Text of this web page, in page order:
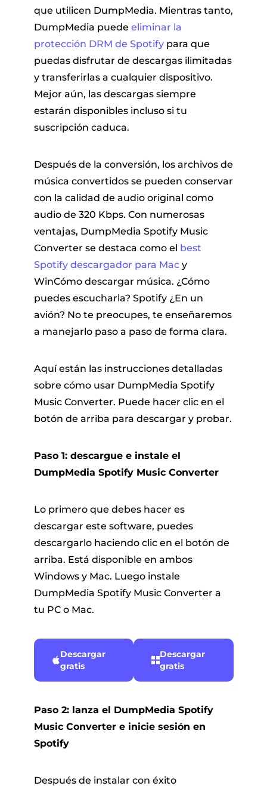
que utilicen DumpMedia. Mientras tanto,
DumpMedia puede eliminar la
protección DRM de Spotifypara que
puedas disfrutar de descargas ilimitadas
y transferirlas a cualquier dispositivo.
Mejor aún, las descargas siempre
estarán disponibles incluso si tu
suscripción caduca.
Después de la conversión, los archivos de
música convertidos se pueden conservar
con la calidad de audio original como
audio de 320 Kbps. Con numerosas
ventajas, DumpMedia Spotify Music
Converter se destaca como el best
Spotify descargador para Macy
WinCómo descargar música. ¿Cómo
puedes escucharla? Spotify ¿En un
avión? No te preocupes, te enseñaremos
a manejarlo paso a paso de forma clara.
Aquí están las instrucciones detalladas
sobre cómo usar DumpMedia Spotify
Music Converter. Puede hacer clic en el
botón de arriba para descargar y probar.
Paso 1: descargue e instale el
DumpMedia Spotify Music Converter
Lo primero que debes hacer es
descargar este software, puedes
descargarlo haciendo clic en el botón de
arriba. Está disponible en ambos
Windows y Mac. Luego instale
DumpMedia Spotify Music Converter a
tu PC o Mac.
Descargar
gratis
Descargar
gratis
Paso 2: lanza el DumpMedia Spotify
Music Converter e inicie sesión en
Spotify
Después de instalar con éxito